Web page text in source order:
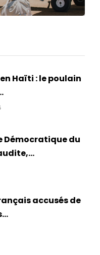
Haïti : le poulain
Démocratique du
accusés de